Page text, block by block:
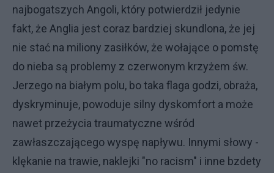
najbogatszych Angoli, który potwierdził jedynie
fakt, że Anglia jest coraz bardziej skundlona, że jej
nie stać na miliony zasiłków, że wołające o pomstę
do nieba są problemy z czerwonym krzyżem św.
Jerzego na białym polu, bo taka flaga godzi, obraża,
dyskryminuje, powoduje silny dyskomfort a może
nawet przeżycia traumatyczne wśród
zawłaszczającego wyspę napływu. Innymi słowy -
klękanie na trawie, naklejki "no racism" i inne bzdety